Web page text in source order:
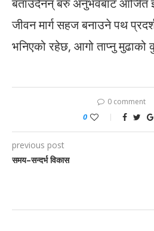
बताउँदैनन् बरु अनुभवबाट आर्जित
जीवन मार्ग सहज बनाउने पथ
भनिएको रहेछ, आगो ताप्नु मुढाको
0 comment
0
previous post
समय–सन्दर्भ विकास